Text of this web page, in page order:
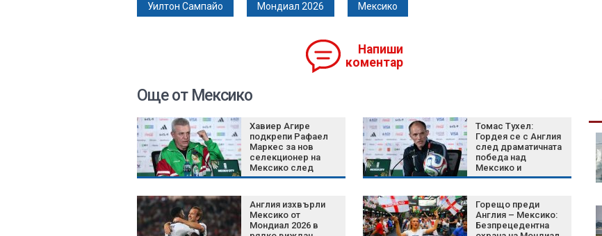
Уилтон Сампайо Мондиал 2026 Мексико
Напиши
коментар
Още от Мексико
Хавиер Агире
подкрепи Рафаел
Маркес за нов
селекционер на
Мексико след
отпадането от
Томас Тухел:
Гордея се с Англия
след драматичната
победа над
Мексико и
класирането за
Англия изхвърли
Мексико от
Мондиал 2026 в
Горещо преди
Англия – Мексико:
Безпрецедентна
Над 200 000 къса
цигари задържаха
митничари край Видин
В "Големите
последици" на 8 август